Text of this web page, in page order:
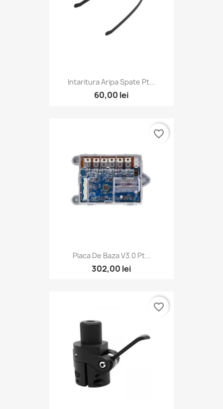
Intaritura Aripa Spate Pt...
60,00 lei
Placa De Baza V3.0 Pt...
302,00 lei
favorite_border
favorite_border